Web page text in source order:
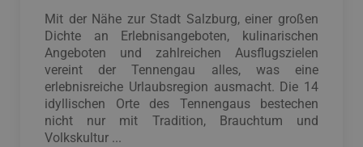
Mit der Nähe zur Stadt Salzburg, einer großen
Dichte an Erlebnisangeboten, kulinarischen
Angeboten und zahlreichen Ausflugszielen
vereint der Tennengau alles, was eine
erlebnisreiche Urlaubsregion ausmacht. Die 14
idyllischen Orte des Tennengaus bestechen
nicht nur mit Tradition, Brauchtum und
Volkskultur ...